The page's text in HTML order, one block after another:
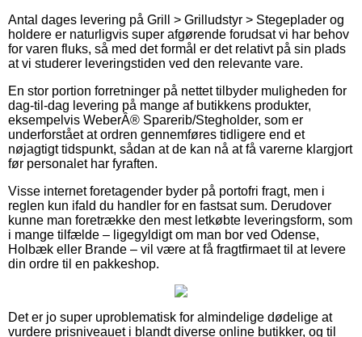
Antal dages levering på Grill > Grilludstyr > Stegeplader og
holdere er naturligvis super afgørende forudsat vi har behov
for varen fluks, så med det formål er det relativt på sin plads
at vi studerer leveringstiden ved den relevante vare.
En stor portion forretninger på nettet tilbyder muligheden for
dag-til-dag levering på mange af butikkens produkter,
eksempelvis WeberÂ® Sparerib/Stegholder, som er
underforstået at ordren gennemføres tidligere end et
nøjagtigt tidspunkt, sådan at de kan nå at få varerne klargjort
før personalet har fyraften.
Visse internet foretagender byder på portofri fragt, men i
reglen kun ifald du handler for en fastsat sum. Derudover
kunne man foretrække den mest letkøbte leveringsform, som
i mange tilfælde – ligegyldigt om man bor ved Odense,
Holbæk eller Brande – vil være at få fragtfirmaet til at levere
din ordre til en pakkeshop.
Det er jo super uproblematisk for almindelige dødelige at
vurdere prisniveauet i blandt diverse online butikker, og til